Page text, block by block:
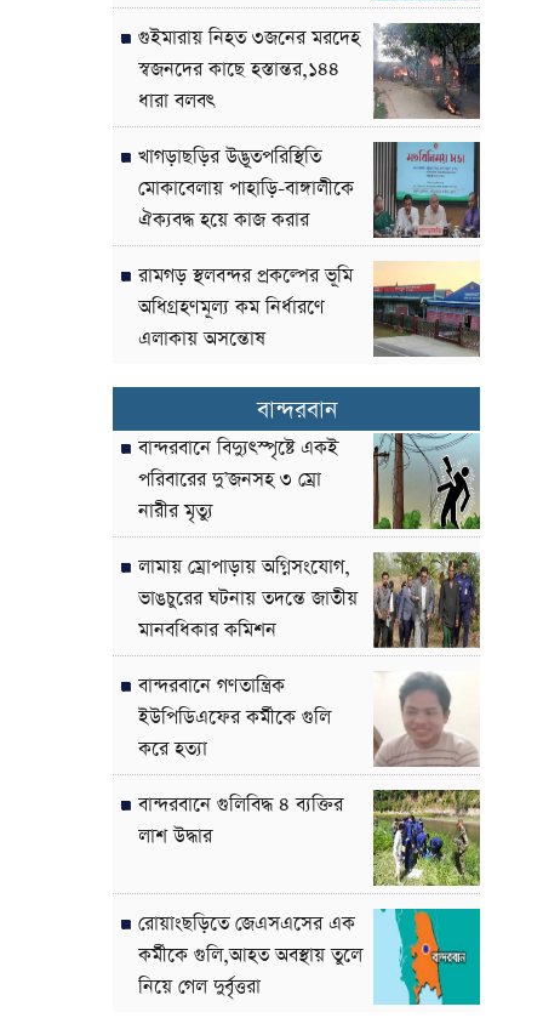
দাবী
গুইমারায় নিহত ৩জনের মরদেহ
স্বজনদের কাছে হস্তান্তর,১৪৪
ধারা বলবৎ
খাগড়াছড়ির উদ্ভূতপরিস্থিতি
মোকাবেলায় পাহাড়ি-বাঙ্গালীকে
ঐক্যবদ্ধ হয়ে কাজ করার
আহ্বান-পার্বত্য উপদেষ্টা
রামগড় স্থলবন্দর প্রকল্পের ভূমি
অধিগ্রহণমূল্য কম নির্ধারণে
এলাকায় অসন্তোষ
বান্দরবান
বান্দরবানে বিদ্যুৎস্পৃষ্টে একই
পরিবারের দু’জনসহ ৩ ম্রো
নারীর মৃত্যু
লামায় ম্রোপাড়ায় অগ্নিসংযোগ,
ভাঙচুরের ঘটনায় তদন্তে জাতীয়
মানবধিকার কমিশন
বান্দরবানে গণতান্ত্রিক
ইউপিডিএফের কর্মীকে গুলি
করে হত্যা
বান্দরবানে গুলিবিদ্ধ ৪ ব্যক্তির
লাশ উদ্ধার
রোয়াংছড়িতে জেএসএসের এক
কর্মীকে গুলি,আহত অবস্থায় তুলে
নিয়ে গেল দুর্বৃত্তরা